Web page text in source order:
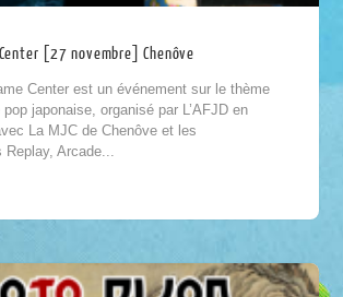
[27 novembre] Chenôve
Center est un événement sur le thème
japonaise, organisé par L’AFJD en
La MJC de Chenôve et les
Arcade...